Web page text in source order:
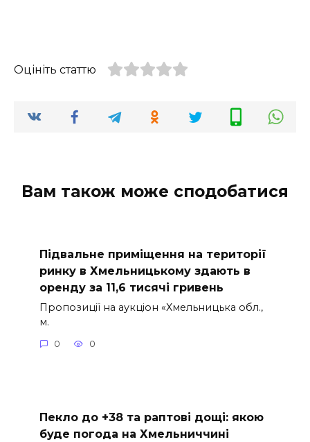
Оцініть статтю
Вам також може сподобатися
Підвальне приміщення на території
ринку в Хмельницькому здають в
оренду за 11,6 тисячі гривень
Пропозиції на аукціон «Хмельницька обл.,
м.
0 0
Пекло до +38 та раптові дощі: якою
буде погода на Хмельниччині